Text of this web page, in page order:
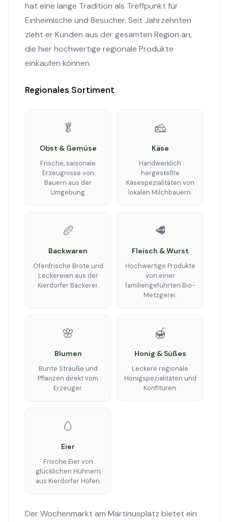
hat eine lange Tradition als Treffpunkt für
Einheimische und Besucher. Seit Jahrzehnten
zieht er Kunden aus der gesamten Region an,
die hier hochwertige regionale Produkte
einkaufen können.
Regionales Sortiment
🥬
Obst & Gemüse
Frische, saisonale
Erzeugnisse von
Bauern aus der
Umgebung.
🧀
Käse
Handwerklich
hergestellte
Käsespezialitäten von
lokalen Milchbauern.
🥖
Backwaren
Ofenfrische Brote und
Leckereien aus der
Kierdorfer Bäckerei.
🥩
Fleisch & Wurst
Hochwertige Produkte
von einer
familiengeführten Bio-
Metzgerei.
🌸
Blumen
Bunte Sträuße und
Pflanzen direkt vom
Erzeuger.
🍯
Honig & Süßes
Leckere regionale
Honigspezialitäten und
Konfitüren.
🥚
Eier
Frische Eier von
glücklichen Hühnern
aus Kierdorfer Höfen.
Der Wochenmarkt am Martinusplatz bietet ein